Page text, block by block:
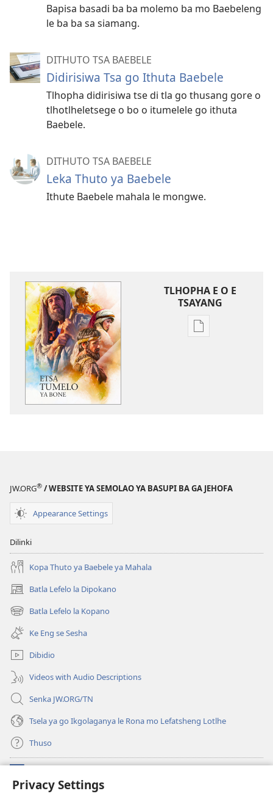
Privacy Settings
Bapisa basadi ba ba molemo ba mo Baebeleng
le ba ba sa siamang.
DITHUTO TSA BAEBELE
Didirisiwa Tsa go Ithuta Baebele
Tlhopha didirisiwa tse di tla go thusang gore o
tlhotlheletsege o bo o itumelele go ithuta
Baebele.
DITHUTO TSA BAEBELE
Leka Thuto ya Baebele
Ithute Baebele mahala le mongwe.
TLHOPHA E O E
TSAYANG
Ditsela
JW.ORG® / WEBSITE YA SEMOLAO YA BASUPI BA GA JEHOFA
Appearance Settings
Dilinki
Kopa Thuto ya Baebele ya Mahala
Batla Lefelo la Dipokano
(e
bula
tsebe
nngwe)
Batla Lefelo la Kopano
(e
bula
tsebe
e
nngwe)
Ke Eng se Sesha
Dibidio
Videos with Audio Descriptions
Senka JW.ORG/TN
Tsela ya go Ikgolaganya le Rona mo Lefatsheng Lotlhe
Thuso
(e
bula